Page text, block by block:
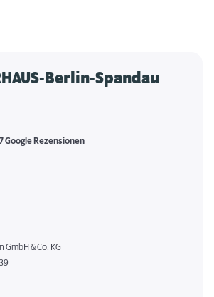
Berlin-Spandau
Google Rezensionen
& Co. KG